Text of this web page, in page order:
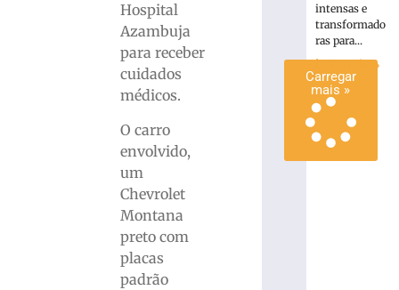
Hospital
Azambuja
para receber
cuidados
médicos.
O carro
envolvido,
um
Chevrolet
Montana
preto com
placas
padrão
Carregar
mais »
intensas e
transformado
ras para...
Ler mais »